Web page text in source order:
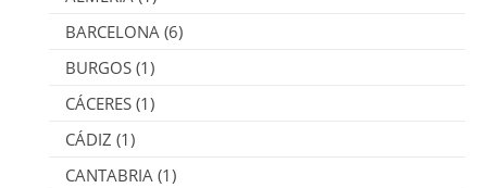
BARCELONA (6)
BURGOS (1)
CÁCERES (1)
CÁDIZ (1)
CANTABRIA (1)